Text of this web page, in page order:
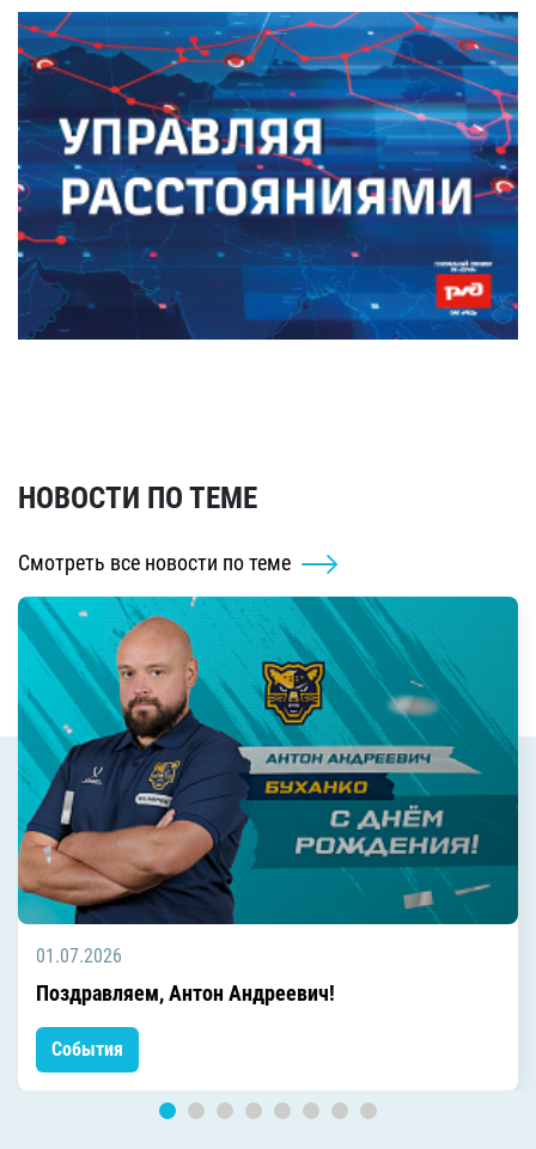
НОВОСТИ ПО ТЕМЕ
Смотреть все новости по теме
01.07.2026
Поздравляем, Антон Андреевич!
События